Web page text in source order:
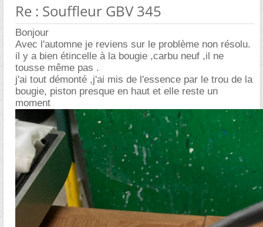
Re : Souffleur GBV 345
Bonjour
Avec l'automne je reviens sur le problème non résolu.
il y a bien étincelle à la bougie ,carbu neuf ,il ne
tousse même pas .
j'ai tout démonté ,j'ai mis de l'essence par le trou de la
bougie, piston presque en haut et elle reste un
moment